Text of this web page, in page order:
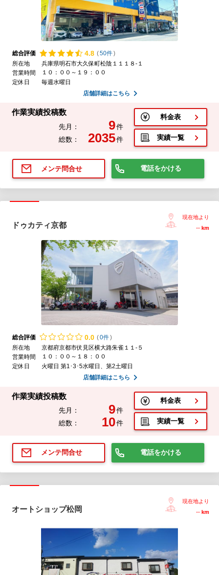
総合評価 4.8 (50件)
所在地
兵庫県明石市大久保町松陰１１１８-１
営業時間
１０：００～１９：００
定休日
毎週水曜日
店舗詳細はこちら
作業実績投稿数
先月： 9件
総数：
2035件
料金表
実績一覧
メンテ問合せ 電話をかける
ドゥカティ京都
現在地より
-- km
総合評価 0.0 (0件)
所在地
京都府京都市伏見区横大路朱雀１１-５
営業時間
１０：００～１８：００
定休日
火曜日 第1･3･5水曜日、第2土曜日
店舗詳細はこちら
作業実績投稿数
先月： 9件
総数：
10件
料金表
実績一覧
メンテ問合せ 電話をかける
オートショップ松岡
現在地より
-- km